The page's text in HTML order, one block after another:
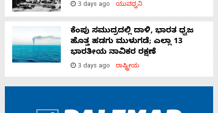
3 days ago ಯುವಧ್ವನಿ
ಕೆಂಪು ಸಮುದ್ರದಲ್ಲಿ ದಾಳಿ, ಭಾರತ ಧ್ವಜ
ಹೊತ್ತ ಹಡಗು ಮುಳುಗಡೆ; ಎಲ್ಲಾ 13
ಭಾರತೀಯ ನಾವಿಕರ ರಕ್ಷಣೆ
3 days ago ರಾಷ್ಟ್ರೀಯ